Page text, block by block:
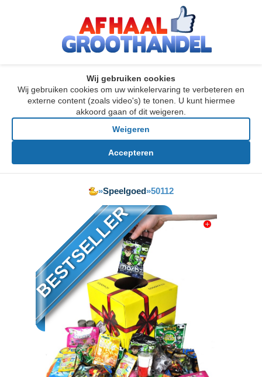
Wij gebruiken cookies
Wij gebruiken cookies om uw winkelervaring te verbeteren en
externe content (zoals video's) te tonen. U kunt hiermee
akkoord gaan of dit weigeren.
Weigeren
Accepteren
»Speelgoed»50112
BESTSELLER